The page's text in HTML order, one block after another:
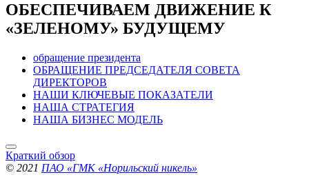
ОБЕСПЕЧИВАЕМ ДВИЖЕНИЕ К
«ЗЕЛЕНОМУ» БУДУЩЕМУ
обращение президента
ОБРАЩЕНИЕ ПРЕДСЕДАТЕЛЯ СОВЕТА
ДИРЕКТОРОВ
НАШИ КЛЮЧЕВЫЕ ПОКАЗАТЕЛИ
НАША СТРАТЕГИЯ
НАША БИЗНЕС МОДЕЛЬ
Краткий обзор
© 2021 ПАО «ГМК «Норильский никель»